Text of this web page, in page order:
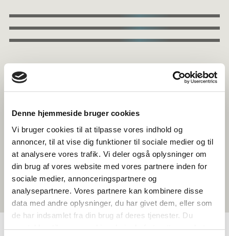
Denne hjemmeside bruger cookies
Vi bruger cookies til at tilpasse vores indhold og
annoncer, til at vise dig funktioner til sociale medier og til
at analysere vores trafik. Vi deler også oplysninger om
din brug af vores website med vores partnere inden for
sociale medier, annonceringspartnere og
analysepartnere. Vores partnere kan kombinere disse
data med andre oplysninger, du har givet dem, eller som
de har indsamlet fra din brug af deres tjenester. Du
samtykker til vores cookies, hvis du fortsætter med at